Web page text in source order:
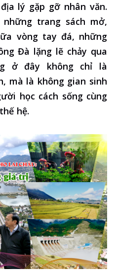
lý gặp gỡ nhân văn.
trang sách mở,
vòng tay đá, những
Đà lặng lẽ chảy qua
ở đây không chỉ là
mà là không gian sinh
học cách sống cùng
hệ.